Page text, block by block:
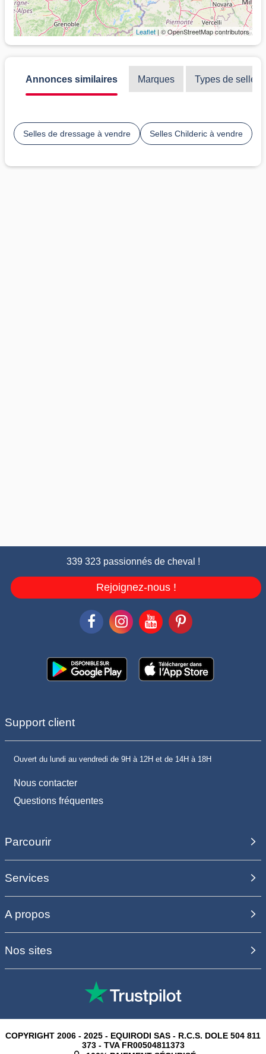
Leaflet | © OpenStreetMap contributors
Annonces similaires Marques Types de selles
Selles de dressage à vendre Selles Childeric à vendre
339 323 passionnés de cheval !
Rejoignez-nous !
Support client
Ouvert du lundi au vendredi de 9H à 12H et de 14H à 18H
Nous contacter
Questions fréquentes
Parcourir
Services
A propos
Nos sites
COPYRIGHT 2006 - 2025 - EQUIRODI SAS - R.C.S. DOLE 504 811
373 - TVA FR00504811373